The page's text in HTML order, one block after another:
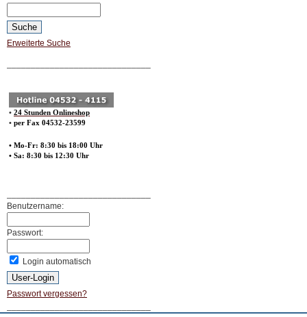
Erweiterte Suche
• 24 Stunden Onlineshop
• per Fax 04532-23599
• Mo-Fr: 8:30 bis 18:00 Uhr
• Sa: 8:30 bis 12:30 Uhr
Benutzername:
Passwort:
Login automatisch
Passwort vergessen?